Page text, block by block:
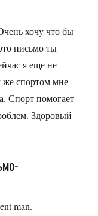
хочу что бы
письмо ты
я еще не
же спортом мне
Спорт помогает
Здоровый
man.